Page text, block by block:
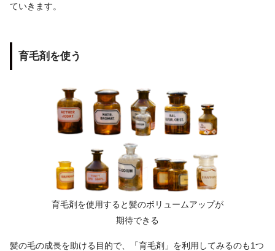
ていきます。
育毛剤を使う
育毛剤を使用すると髪のボリュームアップが
期待できる
髪の毛の成長を助ける目的で、「育毛剤」を利用してみるのも1つ